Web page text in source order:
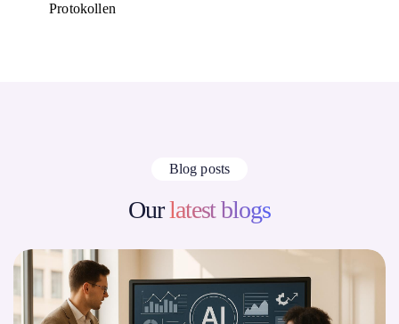
Protokollen
Blog posts
Ourlatest blogs